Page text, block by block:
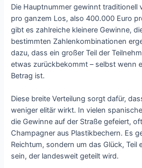
Die Hauptnummer gewinnt traditionell
pro ganzem Los, also 400.000 Euro
gibt es zahlreiche kleinere Gewinne,
bestimmten Zahlenkombinationen
dazu, dass ein großer Teil der
etwas zurückbekommt – selbst wenn
Betrag ist.
Diese breite Verteilung sorgt dafür,
weniger elitär wirkt. In vielen
die Gewinne auf der Straße gefeiert,
Champagner aus Plastikbechern. Es
Reichtum, sondern um das Glück, Teil
sein, der landesweit geteilt wird.